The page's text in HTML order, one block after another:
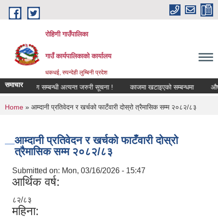
Skip to main content
रोहिणी गाउँपालिका
गाउँ कार्यपालिकाको कार्यालय
धकधई, रुपन्देही लुम्बिनी प्रदेश
समाचार
वर्गीकरण सम्बन्धी अत्यन्त जरुरी सूचना ! काजमा खटाइएको सम्बन्धमा
You are here
Home » आम्दानी प्रतिवेदन र खर्चको फाटँवारी दोस्रो त्रैमासिक सम्म २०८२/८३
आम्दानी प्रतिवेदन र खर्चको फाटँवारी दोस्रो
त्रैमासिक सम्म २०८२/८३
Submitted on: Mon, 03/16/2026 - 15:47
आर्थिक वर्ष:
८२/८३
महिना: